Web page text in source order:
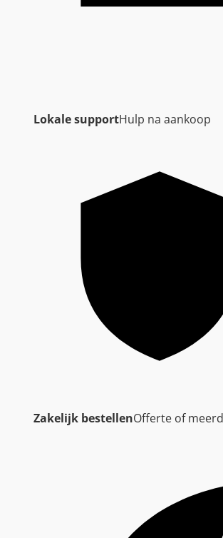
Lokale supportHulp na aankoop
Zakelijk bestellenOfferte of